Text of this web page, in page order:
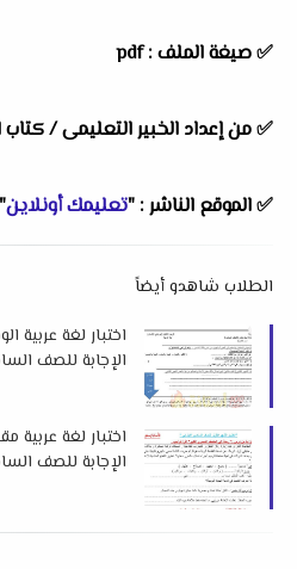
✅ صيغة الملف : pdf
✅ من إعداد الخبير التعليمى / كتاب
✅ الموقع الناشر : "تعليمك أونلاين"
الطلاب شاهدو أيضاً
اختبار لغة عربية
الإجابة للصف
اختبار لغة عربية
الإجابة للصف